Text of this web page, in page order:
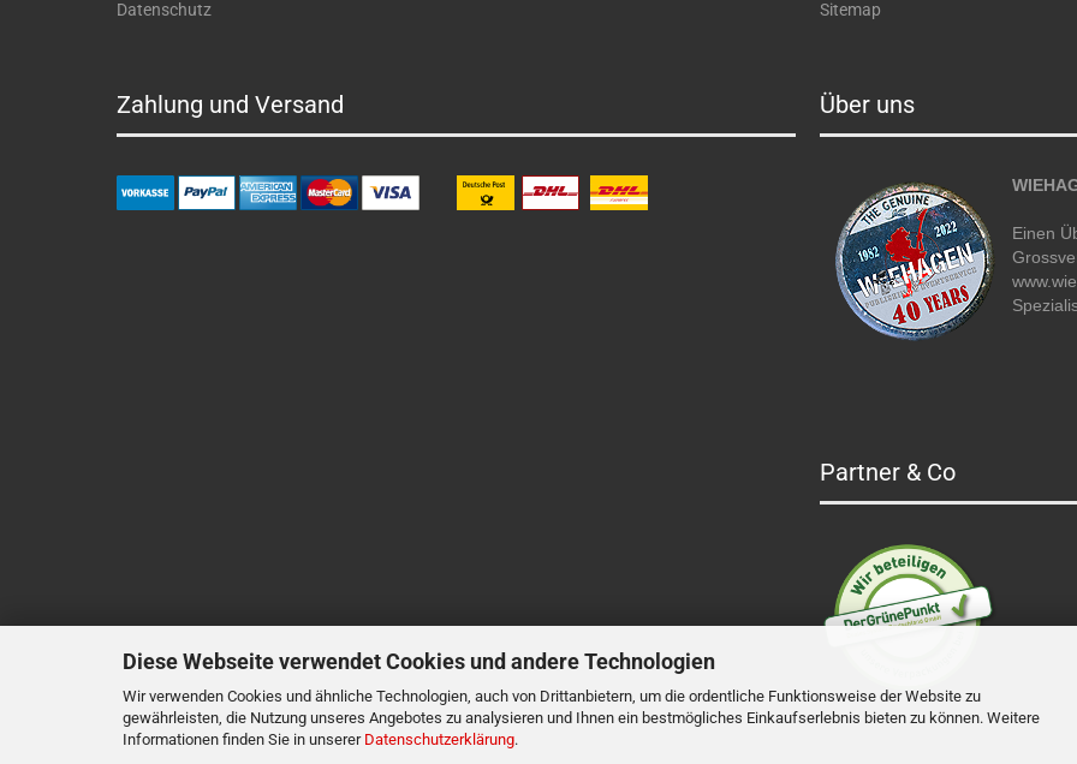
Diese Webseite verwendet Cookies und andere Technologien
Wir verwenden Cookies und ähnliche Technologien, auch von Drittanbietern, um die ordentliche Funktionsweise der Website zu
gewährleisten, die Nutzung unseres Angebotes zu analysieren und Ihnen ein bestmögliches Einkaufserlebnis bieten zu können. Weitere
Informationen finden Sie in unserer Datenschutzerklärung.
Datenschutz
Sitemap
Zahlung und Versand Über uns
Einen
Partner & Co